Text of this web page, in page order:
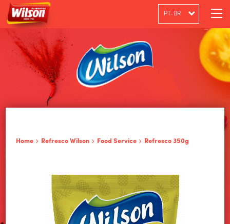
PT-BR
Home Refresco Wilson Food Service Refresco 350g